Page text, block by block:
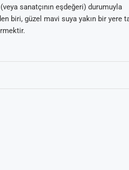
sanatçının eşdeğeri) durumuyla
biri, güzel mavi suya yakın bir yere